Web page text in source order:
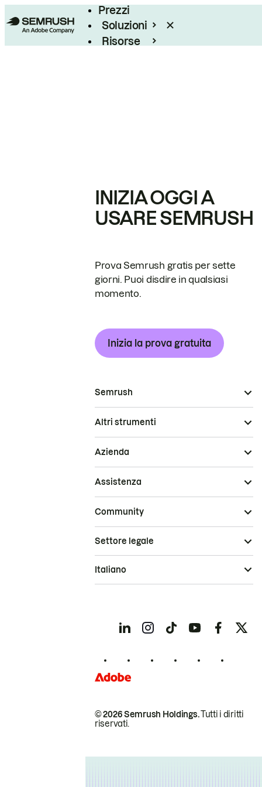
Prezzi
Soluzioni
Risorse
INIZIA OGGI A
USARE SEMRUSH
Prova Semrush gratis per sette
giorni. Puoi disdire in qualsiasi
momento.
Inizia la prova gratuita
Semrush
Altri strumenti
Azienda
Assistenza
Community
© 2026 Semrush Holdings.Tutti i diritti
riservati.
Settore legale
Italiano